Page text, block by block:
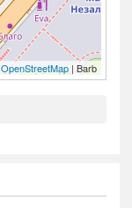
OpenStreetMap | Barb